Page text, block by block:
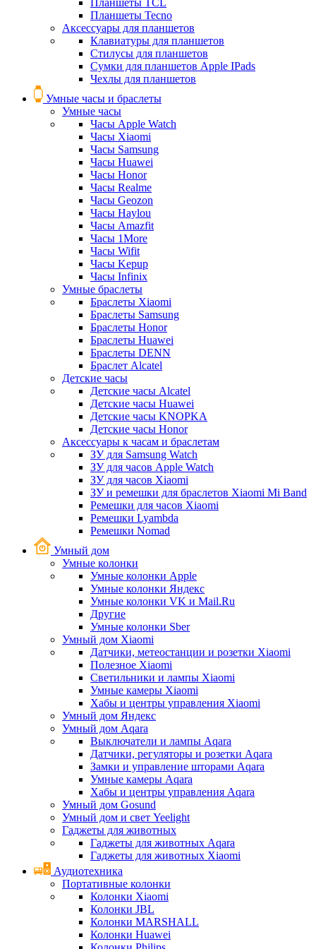
Планшеты TCL
Планшеты Tecno
Аксессуары для планшетов
Клавиатуры для планшетов
Стилусы для планшетов
Сумки для планшетов Apple IPads
Чехлы для планшетов
Умные часы и браслеты
Умные часы
Часы Apple Watch
Часы Xiaomi
Часы Samsung
Часы Huawei
Часы Honor
Часы Realme
Часы Geozon
Часы Haylou
Часы Amazfit
Часы 1More
Часы Wifit
Часы Kepup
Часы Infinix
Умные браслеты
Браслеты Xiaomi
Браслеты Samsung
Браслеты Honor
Браслеты Huawei
Браслеты DENN
Браслет Alcatel
Детские часы
Детские часы Alcatel
Детские часы Huawei
Детские часы KNOPKA
Детские часы Honor
Аксессуары к часам и браслетам
ЗУ для Samsung Watch
ЗУ для часов Apple Watch
ЗУ для часов Xiaomi
ЗУ и ремешки для браслетов Xiaomi Mi Band
Ремешки для часов Xiaomi
Ремешки Lyambda
Ремешки Nomad
Умный дом
Умные колонки
Умные колонки Apple
Умные колонки Яндекс
Умные колонки VK и Mail.Ru
Другие
Умные колонки Sber
Умный дом Xiaomi
Датчики, метеостанции и розетки Xiaomi
Полезное Xiaomi
Светильники и лампы Xiaomi
Умные камеры Xiaomi
Хабы и центры управления Xiaomi
Умный дом Яндекс
Умный дом Aqara
Выключатели и лампы Aqara
Датчики, регуляторы и розетки Aqara
Замки и управление шторами Aqara
Умные камеры Aqara
Хабы и центры управления Aqara
Умный дом Gosund
Умный дом и свет Yeelight
Гаджеты для животных
Гаджеты для животных Aqara
Гаджеты для животных Xiaomi
Аудиотехника
Портативные колонки
Колонки Xiaomi
Колонки JBL
Колонки MARSHALL
Колонки Huawei